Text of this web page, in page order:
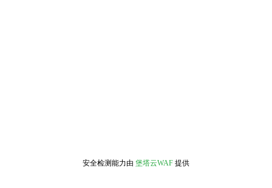
安全检测能力由 堡塔云WAF 提供